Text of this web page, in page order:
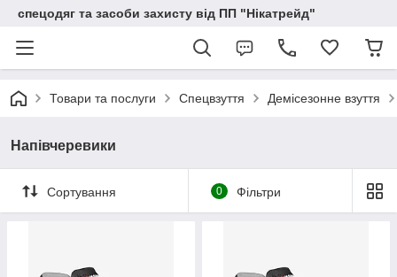
спецодяг та засоби захисту від ПП "Нікатрейд"
Товари та послуги Спецвзуття Демісезонне взуття
Напівчеревики
Сортування 0 Фільтри